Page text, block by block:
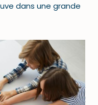
dans une grande